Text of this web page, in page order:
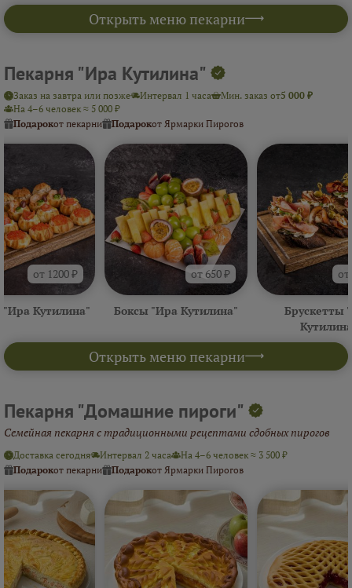
Открыть меню пекарни
Пекарня "Ира Кутилина"
Открыть меню пекарни
Заказ на завтра или позже Интервал 1 часа Мин. заказ от5 000 ₽
На 4–6 человек ≈ 5 000 ₽
Подарокот пекарни Подарокот Ярмарки Пирогов
от 1200 ₽
"Ира Кутилина"
от 650 ₽
Боксы "Ира Кутилина"
Брускетты
Пекарня "Домашние пироги"
Семейная пекарня с традиционными рецептами сдобных пирогов
Доставка сегодня Интервал 2 часа
На 4–6 человек ≈ 3 500 ₽
Подарокот пекарни Подарокот Ярмарки Пирогов